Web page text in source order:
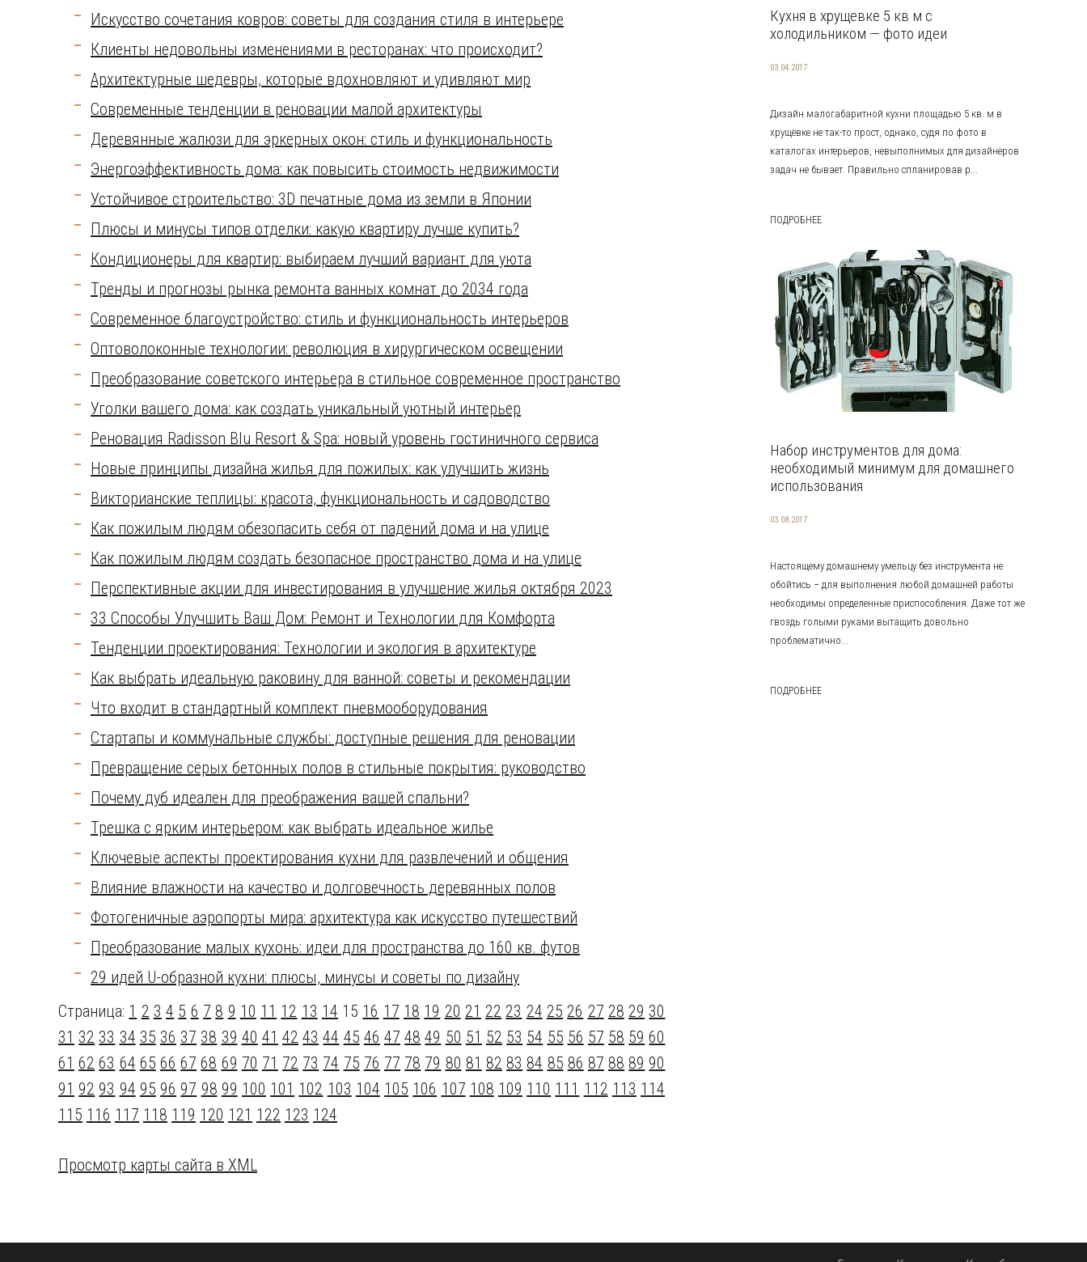
Искусство сочетания ковров: советы для создания стиля в интерьере
Клиенты недовольны изменениями в ресторанах: что происходит?
Архитектурные шедевры, которые вдохновляют и удивляют мир
Современные тенденции в реновации малой архитектуры
Деревянные жалюзи для эркерных окон: стиль и функциональность
Энергоэффективность дома: как повысить стоимость недвижимости
Устойчивое строительство: 3D печатные дома из земли в Японии
Плюсы и минусы типов отделки: какую квартиру лучше купить?
Кондиционеры для квартир: выбираем лучший вариант для уюта
Тренды и прогнозы рынка ремонта ванных комнат до 2034 года
Современное благоустройство: стиль и функциональность интерьеров
Оптоволоконные технологии: революция в хирургическом освещении
Преобразование советского интерьера в стильное современное пространство
Уголки вашего дома: как создать уникальный уютный интерьер
Реновация Radisson Blu Resort & Spa: новый уровень гостиничного сервиса
Новые принципы дизайна жилья для пожилых: как улучшить жизнь
Викторианские теплицы: красота, функциональность и садоводство
Как пожилым людям обезопасить себя от падений дома и на улице
Как пожилым людям создать безопасное пространство дома и на улице
Перспективные акции для инвестирования в улучшение жилья октября 2023
33 Способы Улучшить Ваш Дом: Ремонт и Технологии для Комфорта
Тенденции проектирования: Технологии и экология в архитектуре
Как выбрать идеальную раковину для ванной: советы и рекомендации
Что входит в стандартный комплект пневмооборудования
Стартапы и коммунальные службы: доступные решения для реновации
Превращение серых бетонных полов в стильные покрытия: руководство
Почему дуб идеален для преображения вашей спальни?
Трешка с ярким интерьером: как выбрать идеальное жилье
Ключевые аспекты проектирования кухни для развлечений и общения
Влияние влажности на качество и долговечность деревянных полов
Фотогеничные аэропорты мира: архитектура как искусство путешествий
Преобразование малых кухонь: идеи для пространства до 160 кв. футов
29 идей U-образной кухни: плюсы, минусы и советы по дизайну
Страница: 1 2 3 4 5 6 7 8 9 10 11 12 13 14 15 16 17 18 19 20 21 22 23 24 25 26 27 28 29 30
31 32 33 34 35 36 37 38 39 40 41 42 43 44 45 46 47 48 49 50 51 52 53 54 55 56 57 58 59 60
61 62 63 64 65 66 67 68 69 70 71 72 73 74 75 76 77 78 79 80 81 82 83 84 85 86 87 88 89 90
91 92 93 94 95 96 97 98 99 100 101 102 103 104 105 106 107 108 109 110 111 112 113 114
115 116 117 118 119 120 121 122 123 124
Просмотр карты сайта в XML
Кухня в хрущевке 5 кв м с
холодильником — фото идеи
03.04.2017
Дизайн малогабаритной кухни площадью 5 кв. м в
хрущёвке не так-то прост, однако, судя по фото в
каталогах интерьеров, невыполнимых для дизайнеров
задач не бывает. Правильно спланировав р...
ПОДРОБНЕЕ
Набор инструментов для дома:
необходимый минимум для домашнего
использования
03.08.2017
Настоящему домашнему умельцу без инструмента не
обойтись – для выполнения любой домашней работы
необходимы определенные приспособления. Даже тот же
гвоздь голыми руками вытащить довольно
проблематично...
ПОДРОБНЕЕ